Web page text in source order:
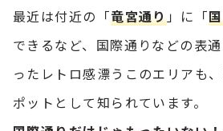
最近は付近の「竜宮通り」に「
できるなど、国際通りなどの表
ったレトロ感漂うこのエリアも
ポットとして知られています。